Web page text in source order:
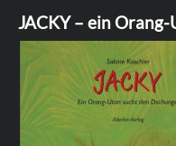
JACKY – ein